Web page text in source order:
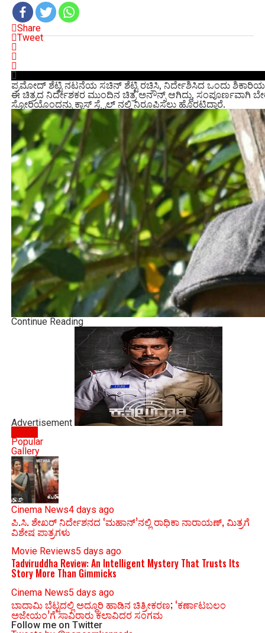
Share
Tweet
ಪ್ರಮೋದ್ ಶೆಟ್ಟಿ ನಟನೆಯ ಸಚಿನ್ ಶೆಟ್ಟಿ ರಚಿಸಿ, ನಿರ್ದೇಶಿಸಿದ ಒಂದು ಶಿಕಾರಿಯ
ಈ ಚಿತ್ರದ ನಿರ್ದೇಶಕರ ಮುಂದಿನ ಚಿತ್ರ ಅನೌನ್ಸ್ ಆಗಿದ್ದು,
ಸ್ಟೋರಿಯೊಂದನ್ನು ಕ್ಲಾಸ್ ಸ್ಟೈಲ್ ನಲ್ಲಿ ನಿರೂಪಿಸಲು ಹೊರಟಿದ್ದಾರೆ.
Continue Reading
Advertisement
Popular
Gallery
Cinema News4 days ago
ಪಿ.ಸಿ. ಶೇಖರ್ ನಿರ್ದೇಶನದ ‘ಮಹಾನ್’ನಲ್ಲಿ ರಾಧಿಕಾ ನಾರಾಯಣ್, ಮಿತ್ರಗೆ
ವಿಶೇಷ ಪಾತ್ರಗಳು
Movie Reviews5 days ago
Tadviruddha Review: An Intelligent Mystery That Trusts Its
Story More Than Gimmicks
Cinema News5 days ago
ಬಾದಾಮಿ ಬೆಟ್ಟದಲ್ಲಿ ಅದ್ಧೂರಿ ಹಾಡಿನ ಚಿತ್ರೀಕರಣ; ‘ಕರ್ಣಾಟಬಲಂ
ಅಜೇಯಂ’ಗೆ ಸಾವಿರಾರು ಕಲಾವಿದರ ಸಂಗಮ
Follow me on Twitter